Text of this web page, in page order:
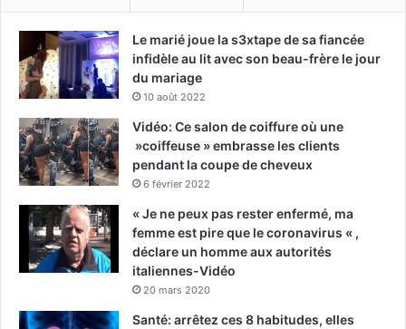
Le marié joue la s3xtape de sa fiancée
infidèle au lit avec son beau-frère le jour
du mariage
10 août 2022
Vidéo: Ce salon de coiffure où une
»coiffeuse » embrasse les clients
pendant la coupe de cheveux
6 février 2022
« Je ne peux pas rester enfermé, ma
femme est pire que le coronavirus « ,
déclare un homme aux autorités
italiennes-Vidéo
20 mars 2020
Santé: arrêtez ces 8 habitudes, elles